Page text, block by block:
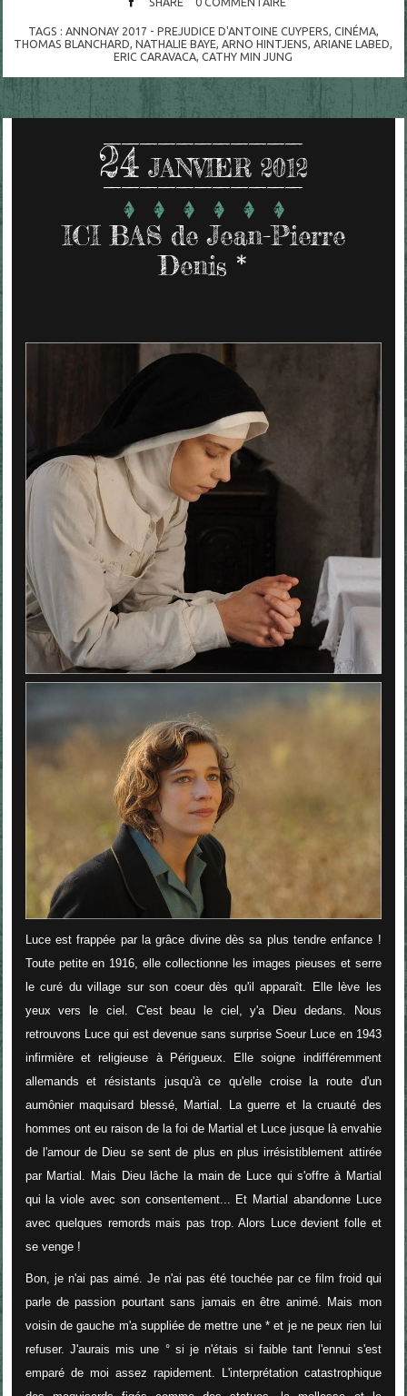
TAGS : ANNONAY 2017 - PREJUDICE D'ANTOINE CUYPERS, CINÉMA,
THOMAS BLANCHARD,NATHALIE BAYE,ARNO HINTJENS,ARIANE LABED,
ERIC CARAVACA,CATHY MIN JUNG
24 JANVIER 2012
ICI BAS de Jean-Pierre
Denis *
Luce est frappée par la grâce divine dès sa plus tendre enfance !
Toute petite en 1916, elle collectionne les images pieuses et serre
le curé du village sur son coeur dès qu'il apparaît. Elle lève les
yeux vers le ciel. C'est beau le ciel, y'a Dieu dedans. Nous
retrouvons Luce qui est devenue sans surprise Soeur Luce en 1943
infirmière et religieuse à Périgueux. Elle soigne indifféremment
allemands et résistants jusqu'à ce qu'elle croise la route d'un
aumônier maquisard blessé, Martial. La guerre et la cruauté des
hommes ont eu raison de la foi de Martial et Luce jusque là envahie
de l'amour de Dieu se sent de plus en plus irrésistiblement attirée
par Martial. Mais Dieu lâche la main de Luce qui s'offre à Martial
qui la viole avec son consentement... Et Martial abandonne Luce
avec quelques remords mais pas trop. Alors Luce devient folle et
se venge !
Bon, je n'ai pas aimé. Je n'ai pas été touchée par ce film froid qui
parle de passion pourtant sans jamais en être animé. Mais mon
voisin de gauche m'a suppliée de mettre une * et je ne peux rien lui
refuser. J'aurais mis une ° si je n'étais si faible tant l'ennui s'est
emparé de moi assez rapidement. L'interprétation catastrophique